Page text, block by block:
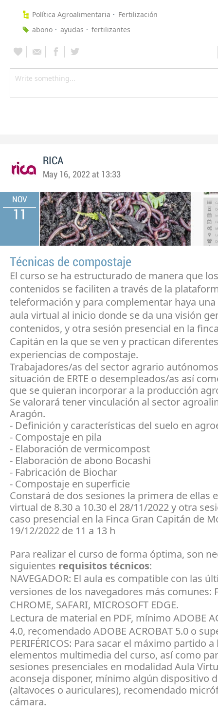
Política Agroalimentaria
Fertilización
abono
ayudas fertilizantes
RICA
May 16, 2022 at 13:33
NOV
11
Técnicas de compostaje
El curso se ha estructurado de manera que los
contenidos se faciliten a través de la
teleformación y para complementar haya una
aula virtual al inicio donde se da una visión
contenidos, y otra sesión presencial en la
Capitán en la que se ven y practican diferentes
experiencias de compostaje.
Trabajadores/as del sector agrario
situación de ERTE o desempleados/as así
que se quieran incorporar a la producción
Se valorará tener vinculación al sector
Aragón.
- Definición y características del suelo en
- Compostaje en pila
- Elaboración de vermicompost
- Elaboración de abono Bocashi
- Fabricación de Biochar
- Compostaje en superficie
Constará de dos sesiones la primera de ellas
virtual de 8.30 a 10.30 el 28/11/2022 y otra
caso presencial en la Finca Gran Capitán de
19/12/2022 de 11 a 13 h
Para realizar el curso de forma óptima, son
siguientes requisitos técnicos:
NAVEGADOR: El aula es compatible con las
versiones de los navegadores más comunes:
CHROME, SAFARI, MICROSOFT EDGE.
Lectura de material en PDF, mínimo ADOBE
4.0, recomendado ADOBE ACROBAT 5.0 o
PERIFÉRICOS: Para sacar el máximo partido a
elementos multimedia del curso, así como
sesiones presenciales en modalidad Aula
aconseja disponer, mínimo algún dispositivo
(altavoces o auriculares), recomendado
cámara.